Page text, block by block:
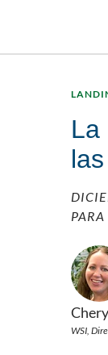
La
PARA
WSI,